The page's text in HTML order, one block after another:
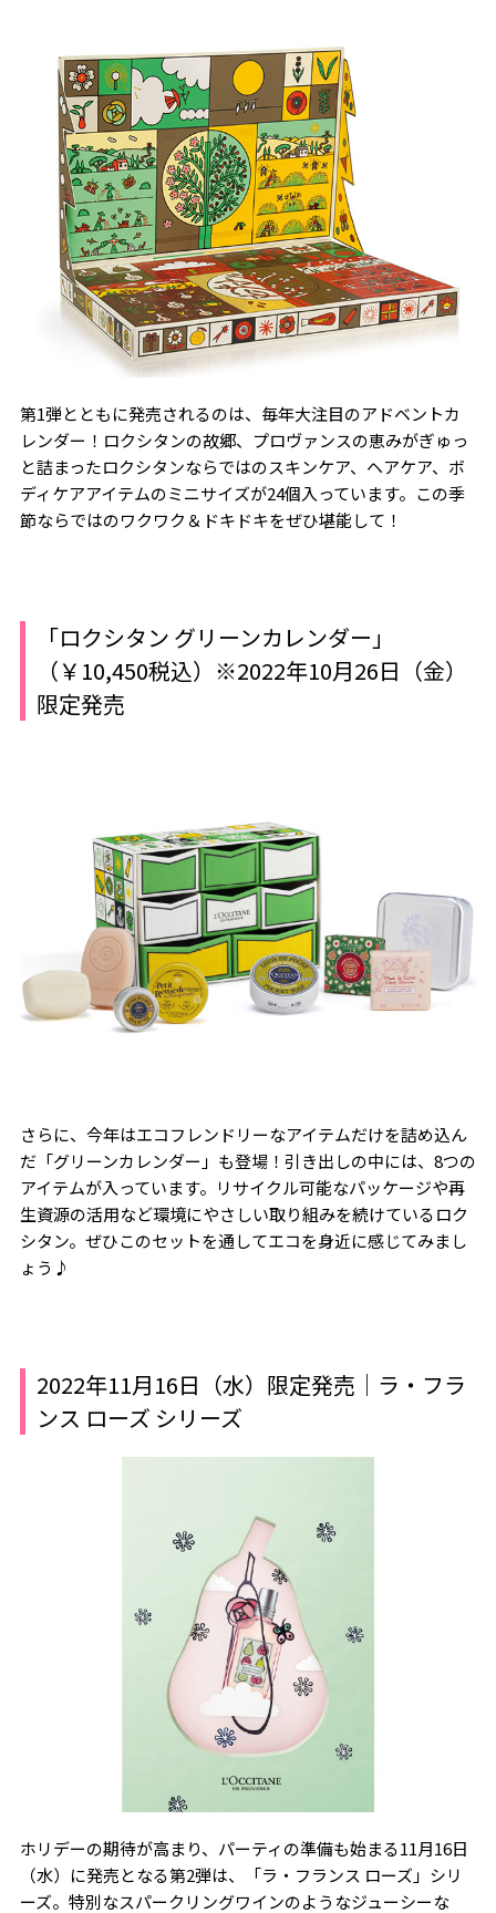
第1弾とともに発売されるのは、毎年大注目のアドベントカ
レンダー！ロクシタンの故郷、プロヴァンスの恵みがぎゅっ
と詰まったロクシタンならではのスキンケア、ヘアケア、ボ
ディケアアイテムのミニサイズが24個入っています。この季
節ならではのワクワク＆ドキドキをぜひ堪能して！
「ロクシタン グリーンカレンダー」
（￥10,450税込）※2022年10月26日（金）
限定発売
さらに、今年はエコフレンドリーなアイテムだけを詰め込ん
だ「グリーンカレンダー」も登場！引き出しの中には、8つの
アイテムが入っています。リサイクル可能なパッケージや再
生資源の活用など環境にやさしい取り組みを続けているロク
シタン。ぜひこのセットを通してエコを身近に感じてみまし
ょう♪
2022年11月16日（水）限定発売｜ラ・フラ
ンス ローズ シリーズ
ホリデーの期待が高まり、パーティの準備も始まる11月16日
（水）に発売となる第2弾は、「ラ・フランス ローズ」シリ
ーズ。特別なスパークリングワインのようなジューシーな